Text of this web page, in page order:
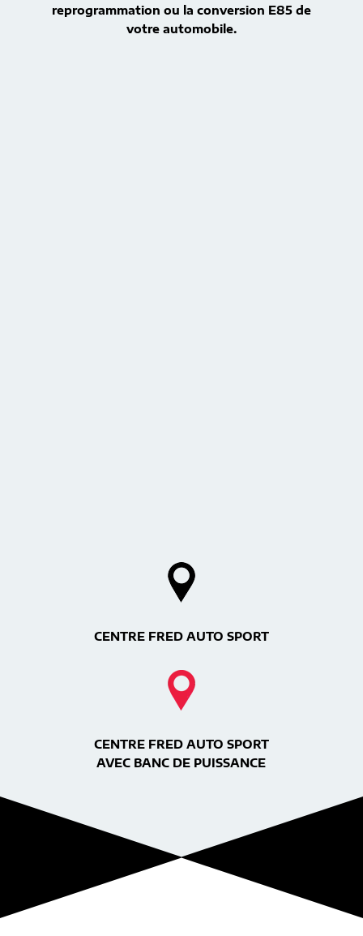
reprogrammation ou la conversion E85 de
votre automobile.
CENTRE FRED AUTO SPORT
CENTRE FRED AUTO SPORT
AVEC BANC DE PUISSANCE